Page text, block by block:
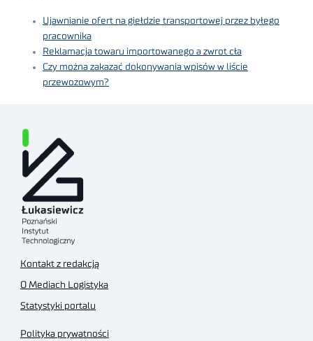
Ujawnianie ofert na giełdzie transportowej przez byłego
pracownika
Reklamacja towaru importowanego a zwrot cła
Czy można zakazać dokonywania wpisów w liście
przewozowym?
Kontakt z redakcją
O Mediach Logistyka
Statystyki portalu
Polityka prywatności